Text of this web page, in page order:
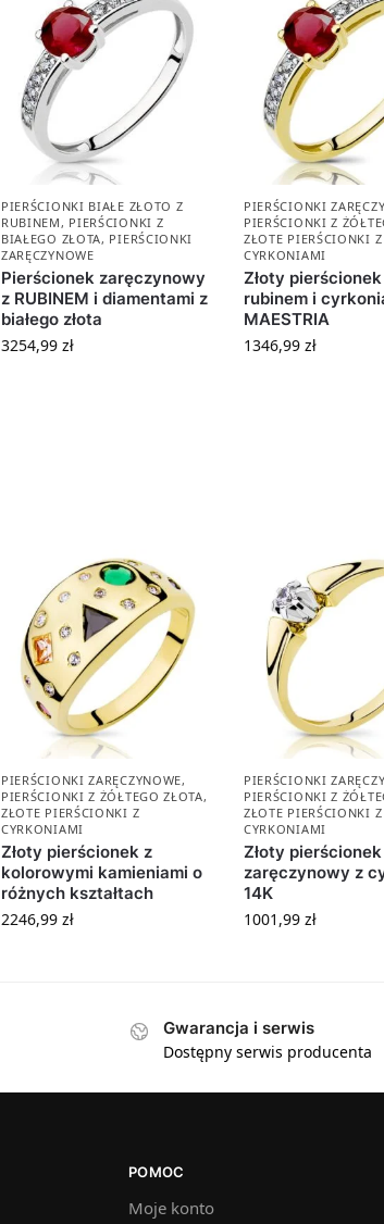
PIERŚCIONKI BIAŁE ZŁOTO Z
RUBINEM, PIERŚCIONKI Z
BIAŁEGO ZŁOTA, PIERŚCIONKI
ZARĘCZYNOWE
Pierścionek zaręczynowy
z RUBINEM i diamentami z
białego złota
3254,99 zł
PIERŚCIONKI
PIERŚCIONKI Z
ZŁOTE PIERŚCIONKI Z
CYRKONIAMI
Złoty
rubinem i
MAESTRIA
1346,99 zł
PIERŚCIONKI ZARĘCZYNOWE,
PIERŚCIONKI Z ŻÓŁTEGO ZŁOTA,
ZŁOTE PIERŚCIONKI Z
CYRKONIAMI
Złoty pierścionek z
kolorowymi kamieniami o
różnych kształtach
2246,99 zł
PIERŚCIONKI
PIERŚCIONKI Z
ZŁOTE PIERŚCIONKI Z
CYRKONIAMI
Złoty pierścionek
zaręczynowy z
14K
1001,99 zł
Gwarancja i serwis
Dostępny serwis producenta
POMOC
Moje konto